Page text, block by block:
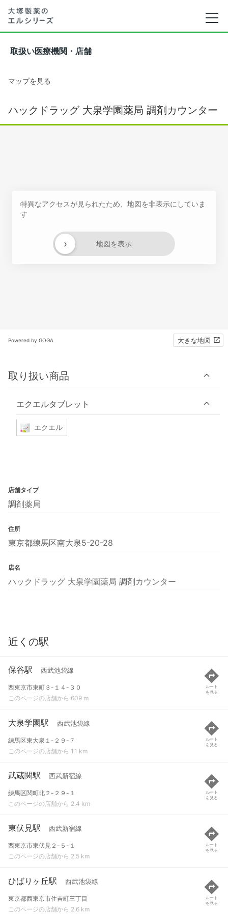
取扱い医療機関・店舗
マップを見る
ハックドラッグ 大泉学園薬局 調剤カウンター
特異なアクセスが見られたため、地図を非表示にしていま
す
地図を表示
›
Powered by GOGA 大きな地図
取り扱い商品
エクエルタブレット
エクエル
店舗タイプ
調剤薬局
住所
東京都練馬区南大泉5-20-28
店名
ハックドラッグ 大泉学園薬局 調剤カウンター
近くの駅
保谷駅 西武池袋線
西東京市東町３-１４-３０
このページの店舗から 609 m
ルート
を見る
大泉学園駅 西武池袋線
練馬区東大泉１-２９-７
このページの店舗から 1.1 km
ルート
を見る
武蔵関駅 西武新宿線
練馬区関町北２-２９-１
このページの店舗から 2.4 km
ルート
を見る
東伏見駅 西武新宿線
西東京市東伏見２-５-１
このページの店舗から 2.5 km
ルート
を見る
ひばりヶ丘駅 西武池袋線
東京都西東京市住吉町三丁目
このページの店舗から 2.6 km
ルート
を見る